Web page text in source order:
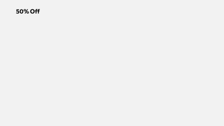
50% Off